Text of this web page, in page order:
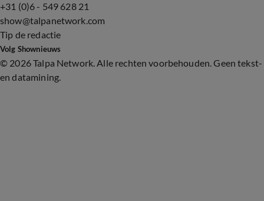
+31 (0)6 - 549 628 21
show@talpanetwork.com
Tip de redactie
Volg Shownieuws
© 2026 Talpa Network. Alle rechten voorbehouden. Geen tekst-
en datamining.